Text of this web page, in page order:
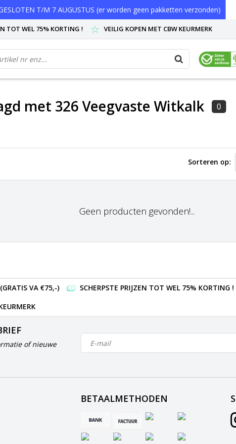
T/M 7 AUGUSTUS (er worden geen pakketten verzonden)
TOT WEL 75% KORTING ! VEILIG KOPEN MET CBW KEURMERK
met 326 Veegvaste Witkalk 0
Sorteren op:
Geen producten gevonden!...
VA €75,-)
SCHERPSTE PRIJZEN TOT WEL 75% KORTING !
of nieuwe
BETAALMETHODEN